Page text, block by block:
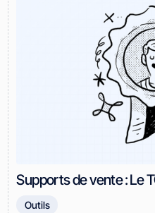
Supports de vente : Le
Outils